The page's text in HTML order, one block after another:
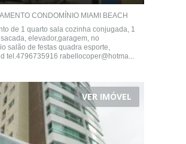
CONDOMÍNIO MIAMI BEACH
de 1 quarto sala cozinha conjugada, 1
elevador,garagem, no
salão de festas quadra esporte,
tel.4796735916 rabellocoper@hotma...
VER IMÓVEL